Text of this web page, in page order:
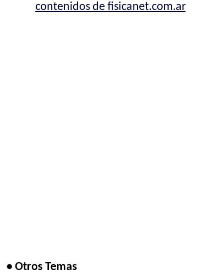
contenidos de fisicanet.com.ar
• Otros Temas